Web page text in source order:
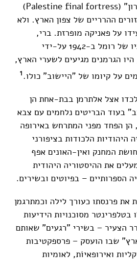
תכנית "המבצר האחרון" (Palestine final fortress)
ההרריים של צפון הארץ. ולא
על פאניקה מופרזת. ברי,
אלמלא נעצרו כוחותיו של רומל ב-1942 על-ידי
היו הגרמנים מגיעים לשערי הארץ,
על קיומו של "היישוב" כולו.1
אצל אלתרמן בבת-אחת הן
בעוד הבריטים נלחמים עם צבא
הן הפחד מפני המתרחש באירופה
היהודיות הלכודות בציפורני
המחנק ואין-האונים אפף
את ההיסטוריה היהודית
הספרותיים – בפיוטים ובשירים.
פרנסתו כעורך לילה וכמתרגמן
מסוכנויות הידיעות
הצעיר – בשירי "רגעים" שאותם
שבו הועסק – פרספקטיבות
ואירופאיוֹת, לאומיות